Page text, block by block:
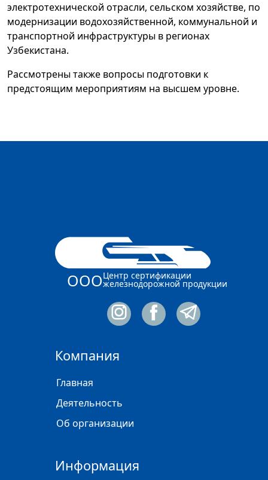
электротехнической отрасли, сельском хозяйстве, по
модернизации водохозяйственной, коммунальной и
транспортной инфраструктуры в регионах
Узбекистана.
Рассмотрены также вопросы подготовки к
предстоящим мероприятиям на высшем уровне.
ОООЦентр сертификации
железнодорожной продукции
Компания
Главная
Деятельность
Об организации
Информация